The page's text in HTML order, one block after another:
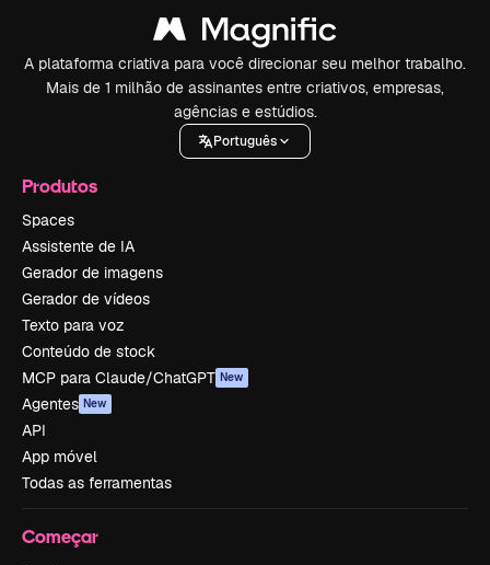
A plataforma criativa para você direcionar seu melhor trabalho.
Mais de 1 milhão de assinantes entre criativos, empresas,
agências e estúdios.
Português
Produtos
Spaces
Assistente de IA
Gerador de imagens
Gerador de vídeos
Texto para voz
Conteúdo de stock
MCP para Claude/ChatGPT New
Agentes New
API
App móvel
Todas as ferramentas
Começar